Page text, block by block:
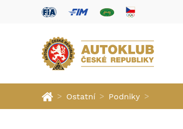
> Ostatní > Podniky >